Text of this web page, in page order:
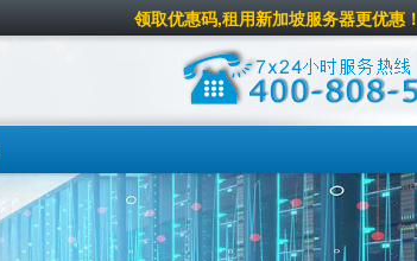
领取优惠码,租用新加坡服务器更优惠！